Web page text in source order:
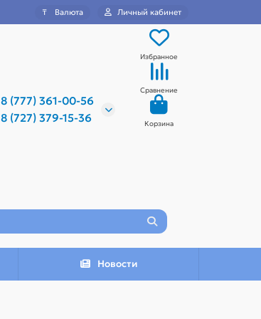
₸ Валюта Личный кабинет
8 (777) 361-00-56
8 (727) 379-15-36
Избранное
Сравнение
Корзина
Новости